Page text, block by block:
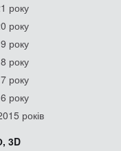
року
року
року
року
року
року
років
3D